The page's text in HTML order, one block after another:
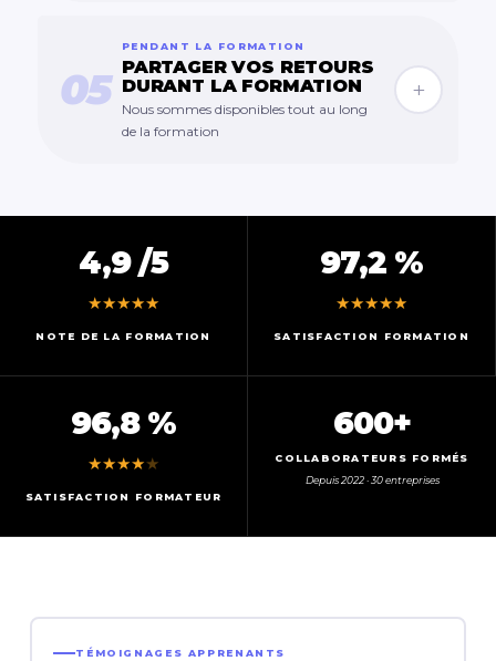
05
PENDANT LA FORMATION
PARTAGER VOS RETOURS
DURANT LA FORMATION
Nous sommes disponibles tout au long
de la formation
+
4,9 /5
★★★★★
NOTE DE LA FORMATION
97,2 %
★★★★★
SATISFACTION FORMATION
96,8 %
★★★★★
SATISFACTION FORMATEUR
600+
COLLABORATEURS FORMÉS
Depuis 2022 · 30 entreprises
TÉMOIGNAGES APPRENANTS